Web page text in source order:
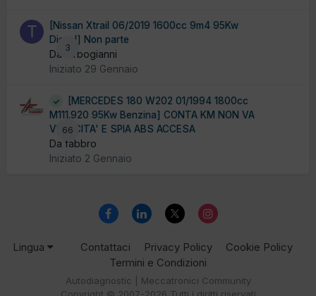
3
[Nissan Xtrail 06/2019 1600cc 9m4 95Kw
Diesel] Non parte
Da turbogianni
Iniziato 29 Gennaio
66
[MERCEDES 180 W202 01/1994 1800cc
M111.920 95Kw Benzina] CONTA KM NON VA
VELOCITA' E SPIA ABS ACCESA
Da fabbro
Iniziato 2 Gennaio
Lingua Contattaci Privacy Policy
Cookie Policy
Termini e Condizioni
Autodiagnostic | Meccatronici Community
Copyright © 2007-2026 Tutti i diritti riservati